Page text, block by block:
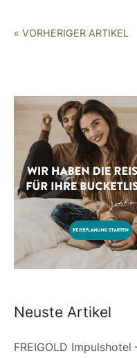
« VORHERIGER ARTIKEL
Neuste Artikel
FREIGOLD